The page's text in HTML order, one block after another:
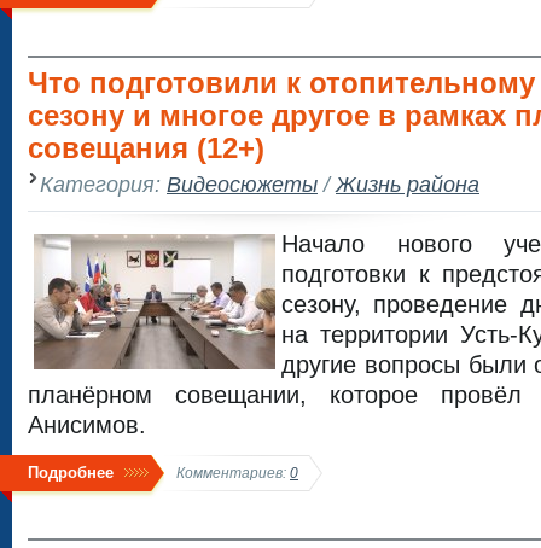
Что подготовили к отопительному
сезону и многое другое в рамках
совещания (12+)
Категория: Видеосюжеты/Жизнь района
Начало нового
подготовки к
сезону, проведение
на территории Усть-
другие вопросы были
планёрном совещании, которое
Анисимов.
Подробнее Комментариев: 0